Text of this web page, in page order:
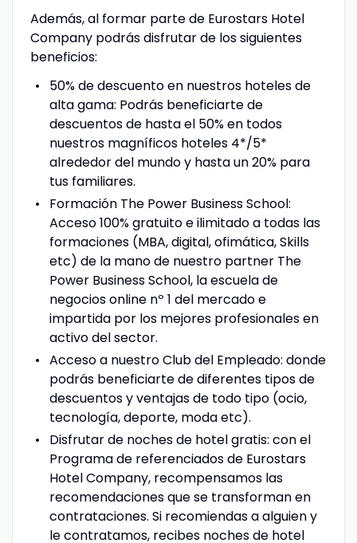
Además, al formar parte de Eurostars Hotel
Company podrás disfrutar de los siguientes
beneficios:
50% de descuento en nuestros hoteles de
alta gama: Podrás beneficiarte de
descuentos de hasta el 50% en todos
nuestros magníficos hoteles 4*/5*
alrededor del mundo y hasta un 20% para
tus familiares.
Formación The Power Business School:
Acceso 100% gratuito e ilimitado a todas las
formaciones (MBA, digital, ofimática, Skills
etc) de la mano de nuestro partner The
Power Business School, la escuela de
negocios online nº 1 del mercado e
impartida por los mejores profesionales en
activo del sector.
Acceso a nuestro Club del Empleado: donde
podrás beneficiarte de diferentes tipos de
descuentos y ventajas de todo tipo (ocio,
tecnología, deporte, moda etc).
Disfrutar de noches de hotel gratis: con el
Programa de referenciados de Eurostars
Hotel Company, recompensamos las
recomendaciones que se transforman en
contrataciones. Si recomiendas a alguien y
le contratamos, recibes noches de hotel